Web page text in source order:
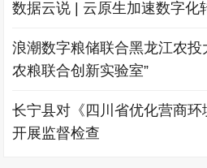
数据云说 | 云原生加速数字化
浪潮数字粮储联合黑龙江农投
农粮联合创新实验室”
长宁县对《四川省优化营商
开展监督检查